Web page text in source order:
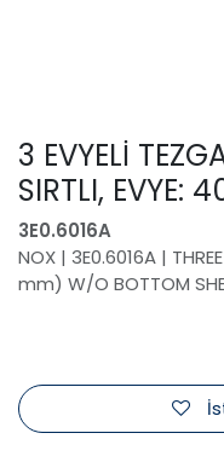
3 EVYELİ
SIRTLI, EVYE:
3E0.6016A
NOX | 3E0.6016A |
mm) W/O BOTTOM